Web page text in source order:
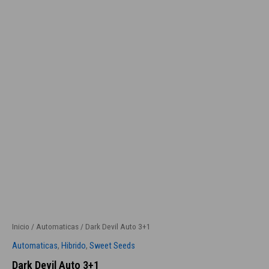
Inicio / Automaticas / Dark Devil Auto 3+1
Automaticas, Hibrido, Sweet Seeds
Dark Devil Auto 3+1